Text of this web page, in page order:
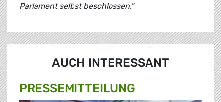
Parlament selbst beschlossen."
AUCH INTERESSANT
PRESSE­MITTEILUNG